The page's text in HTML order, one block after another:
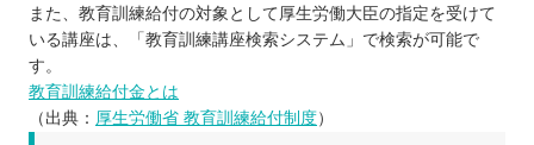
また、教育訓練給付の対象として厚生労働大臣の指定を受けて
いる講座は、「教育訓練講座検索システム」で検索が可能で
す。
教育訓練給付金とは
（出典： 厚生労働省 教育訓練給付制度）